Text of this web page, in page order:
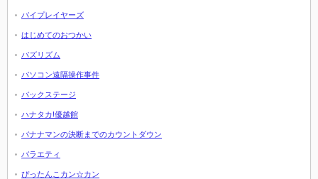
バイプレイヤーズ
はじめてのおつかい
バズリズム
パソコン遠隔操作事件
バックステージ
ハナタカ!優越館
バナナマンの決断までのカウントダウン
バラエティ
ぴったんこカン☆カン